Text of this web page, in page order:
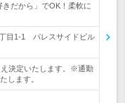
だから」でOK！柔軟に
丁目1-1 パレスサイドビル
決定いたします。※通勤
します。